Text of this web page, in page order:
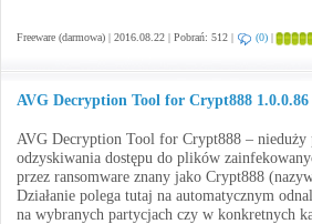
Freeware (darmowa) | 2016.08.22 | Pobrań: 512 | (0) |
AVG Decryption Tool for Crypt888 1.0.0.86
AVG Decryption Tool for Crypt888 – nieduży
odzyskiwania dostępu do plików
przez ransomware znany jako Crypt888
Działanie polega tutaj na automatycznym
na wybranych partycjach czy w konkretnych